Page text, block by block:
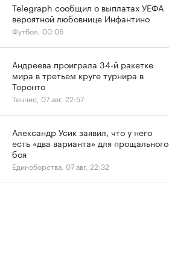
Telegraph сообщил о выплатах УЕФА
вероятной любовнице Инфантино
Футбол, 00:06
Андреева проиграла 34-й ракетке
мира в третьем круге турнира в
Торонто
Теннис, 07 авг, 22:57
Александр Усик заявил, что у него
есть «два варианта» для прощального
боя
Единоборства, 07 авг, 22:32